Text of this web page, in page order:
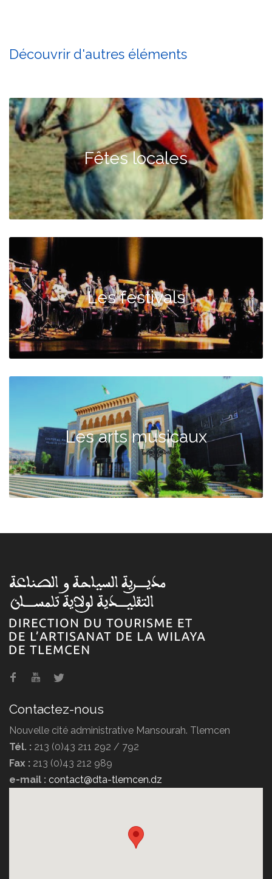
Découvrir d'autres éléments
Fêtes locales
Les festivals
Les arts musicaux
Contactez-nous
Nouvelle cité administrative Mansourah. Tlemcen
Tél. : 213 (0)43 211 292 / 792
Fax : 213 (0)43 212 989
e-mail : contact@dta-tlemcen.dz